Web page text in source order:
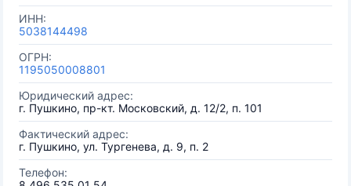
ИНН:
5038144498
ОГРН:
1195050008801
Юридический адрес:
г. Пушкино, пр-кт. Московский, д. 12/2, п. 101
Фактический адрес:
г. Пушкино, ул. Тургенева, д. 9, п. 2
Телефон: